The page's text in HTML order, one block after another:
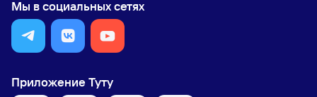
Мы в социальных сетях
Приложение Туту